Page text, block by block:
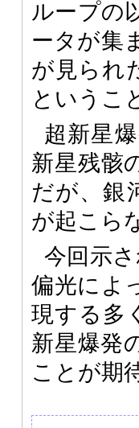
ループの
ータが集
が見られ
というこ
超新星
新星残骸
だが、銀
が起こら
今回示
偏光によ
現する多
新星爆発
ことが期